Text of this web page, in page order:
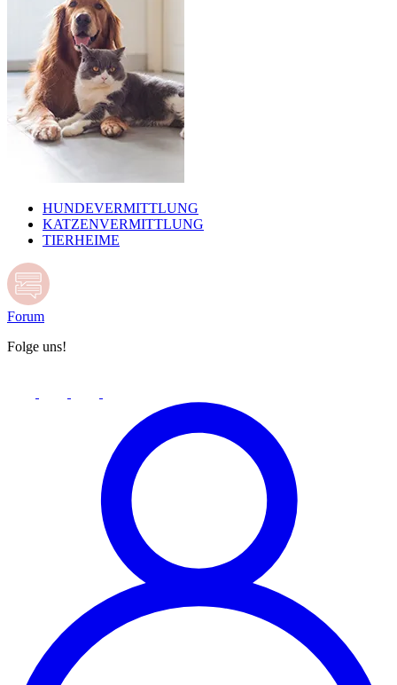
HUNDEVERMITTLUNG
KATZENVERMITTLUNG
TIERHEIME
Forum
Folge uns!